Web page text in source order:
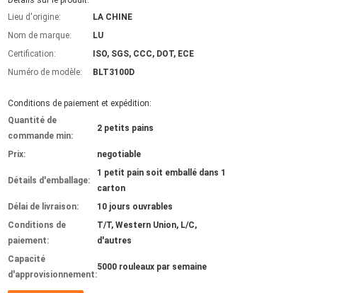
Lieu d'origine:
LA CHINE
Nom de marque:
LU
Certification:
ISO, SGS, CCC, DOT, ECE
Numéro de modèle:
BLT3100D
Conditions de paiement et expédition:
Quantité de
commande min:
2 petits pains
Prix: negotiable
Détails d'emballage:
1 petit pain soit emballé dans 1
carton
Délai de livraison:
10 jours ouvrables
Conditions de
paiement:
T/T, Western Union, L/C,
d'autres
Capacité
d'approvisionnement:
5000 rouleaux par semaine